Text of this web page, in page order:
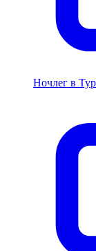
Ночлег в